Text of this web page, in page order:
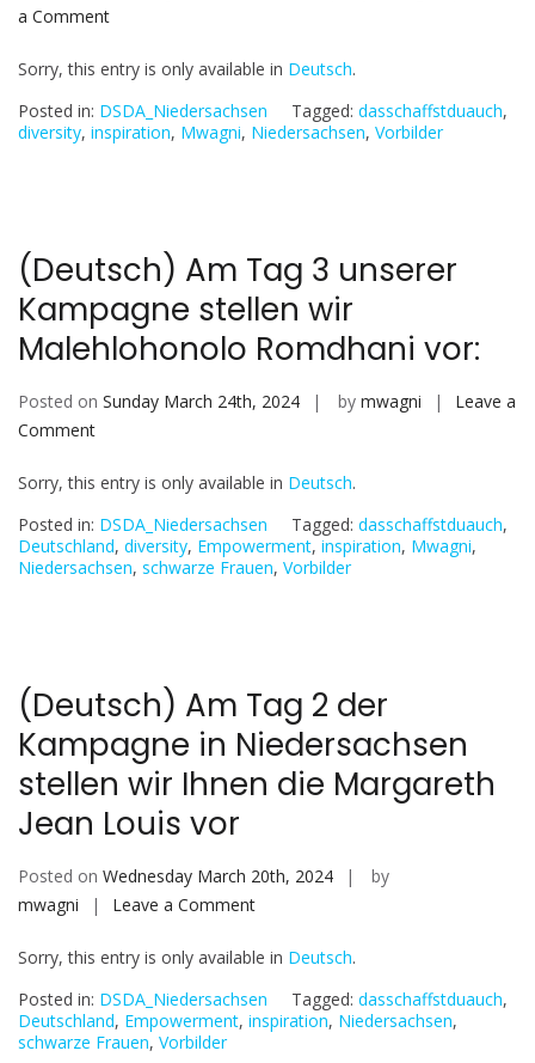
a Commenton
Am
Tag
4
stellen
wir
Mana
Atiglo
Sorry, this entry is only available in Deutsch.
Posted in: DSDA_Niedersachsen Tagged: dasschaffstduauch,
diversity, inspiration, Mwagni, Niedersachsen, Vorbilder
(Deutsch) Am Tag 3 unserer
Kampagne stellen wir
Malehlohonolo Romdhani vor:
Posted on Sunday March 24th, 2024 by mwagni
Leave a
Commenton
Am
Tag
3
unserer
Malehlohonolo
Romdhani
vor:
Sorry, this entry is only available in Deutsch.
Posted in: DSDA_Niedersachsen Tagged: dasschaffstduauch,
Deutschland, diversity, Empowerment, inspiration, Mwagni,
Niedersachsen, schwarze Frauen, Vorbilder
(Deutsch) Am Tag 2 der
Kampagne in Niedersachsen
stellen wir Ihnen die Margareth
Jean Louis vor
Posted on Wednesday March 20th, 2024
by
mwagni
Leave a Commenton
Am
2
Sorry, this entry is only available in Deutsch.
Posted in: DSDA_Niedersachsen Tagged: dasschaffstduauch,
Deutschland, Empowerment, inspiration, Niedersachsen,
schwarze Frauen, Vorbilder